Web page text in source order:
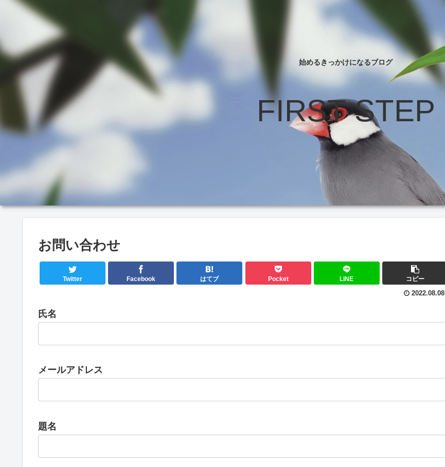
始めるきっかけになるブログ
FIRST STEP
お問い合わせ
Twitter Facebook はてブ Pocket LINE コピー
2022.08.08
氏名
メールアドレス
題名